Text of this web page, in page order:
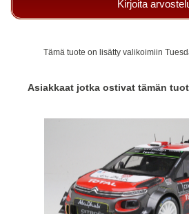
Kirjoita
Tämä tuote on lisätty valikoimiin
Asiakkaat jotka ostivat tämän